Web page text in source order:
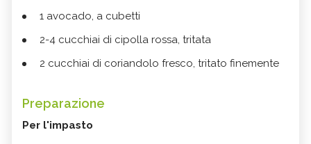
1 avocado, a cubetti
2-4 cucchiai di cipolla rossa, tritata
2 cucchiai di coriandolo fresco, tritato finemente
Preparazione
Per l'impasto